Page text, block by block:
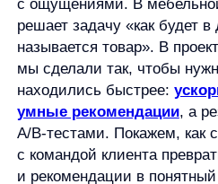
с командой клиента превратила
и рекомендации в понятный рост
и выручки.
Market Insight: почему
и рекомендации
в мебели
Российский онлайн‑рынок
дома продолжает расти